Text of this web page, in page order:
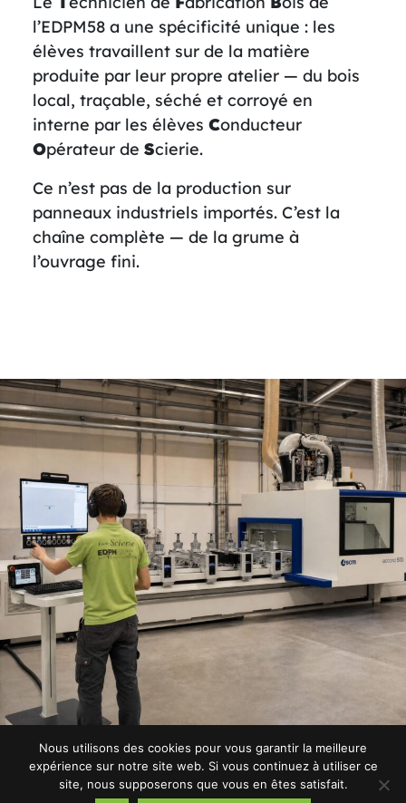
l’EDPM58 a une spécificité unique : les
élèves travaillent sur de la matière
produite par leur propre atelier — du bois
local, traçable, séché et corroyé en
interne par les élèves Conducteur
Opérateur de Scierie.
Ce n’est pas de la production sur
panneaux industriels importés. C’est la
chaîne complète — de la grume à
l’ouvrage fini.
Nous utilisons des cookies pour vous garantir la meilleure
expérience sur notre site web. Si vous continuez à utiliser ce
site, nous supposerons que vous en êtes satisfait.